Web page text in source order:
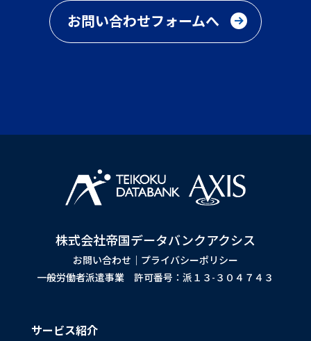
お問い合わせフォームへ
株式会社帝国データバンクアクシス
お問い合わせ
プライバシーポリシー
一般労働者派遣事業 許可番号：派１３-３０４７４３
サービス紹介